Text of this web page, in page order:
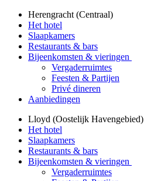
Herengracht (Centraal)
Het hotel
Slaapkamers
Restaurants & bars
Bijeenkomsten & vieringen
Vergaderruimtes
Feesten & Partijen
Privé dineren
Aanbiedingen
Lloyd (Oostelijk Havengebied)
Het hotel
Slaapkamers
Restaurants & bars
Bijeenkomsten & vieringen
Vergaderruimtes